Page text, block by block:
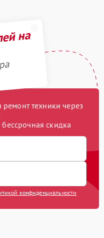
на
техники через
скидка
конфиденциальности